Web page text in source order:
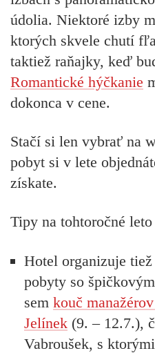
údolia. Niektoré izby
ktorých skvele chutí
taktiež raňajky, keď
Romantické hýčkanie
dokonca v cene.
Stačí si len vybrať na
pobyt si v lete
získate.
Tipy na tohtoročné leto
Hotel organizuje
pobyty so
sem kouč
Jelínek (9. – 12.7.),
Vabroušek, s ktorými